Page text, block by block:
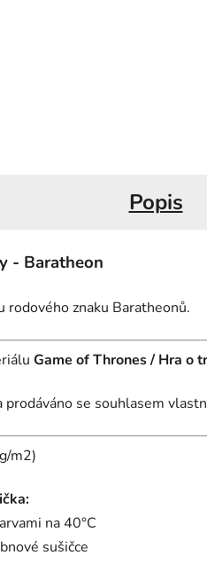
Popis
- Baratheon
rodového znaku Baratheonů.
Game of Thrones / Hra o
se souhlasem
m2)
na 40°C
sušičce